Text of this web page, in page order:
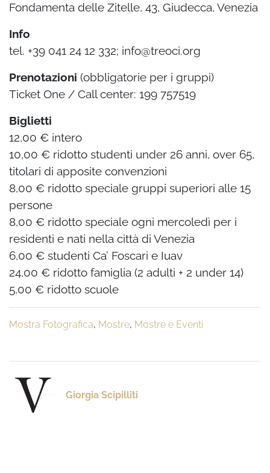
Fondamenta delle Zitelle, 43, Giudecca, Venezia
Info
tel. +39 041 24 12 332; info@treoci.org
Prenotazioni (obbligatorie per i gruppi)
Ticket One / Call center: 199 757519
Biglietti
12,00 € intero
10,00 € ridotto studenti under 26 anni, over 65,
titolari di apposite convenzioni
8,00 € ridotto speciale gruppi superiori alle 15
persone
8,00 € ridotto speciale ogni mercoledì per i
residenti e nati nella città di Venezia
6,00 € studenti Ca’ Foscari e Iuav
24,00 € ridotto famiglia (2 adulti + 2 under 14)
5,00 € ridotto scuole
Mostra Fotografica, Mostre, Mostre e Eventi
Giorgia Scipilliti